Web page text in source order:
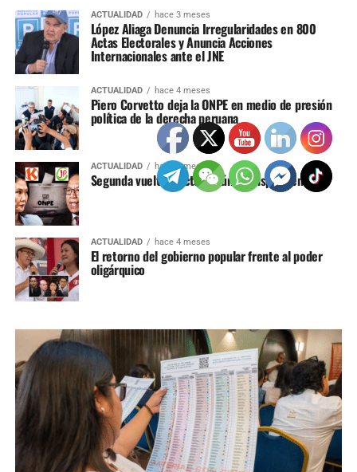
ACTUALIDAD hace 3 meses
López Aliaga Denuncia Irregularidades en 800
Actas Electorales y Anuncia Acciones
Internacionales ante el JNE
ACTUALIDAD hace 4 meses
Piero Corvetto deja la ONPE en medio de presión
política de la derecha peruana
ACTUALIDAD hace 4 meses
Segunda vuelta electoral aún en disputa en Perú
ACTUALIDAD hace 4 meses
El retorno del gobierno popular frente al poder
oligárquico